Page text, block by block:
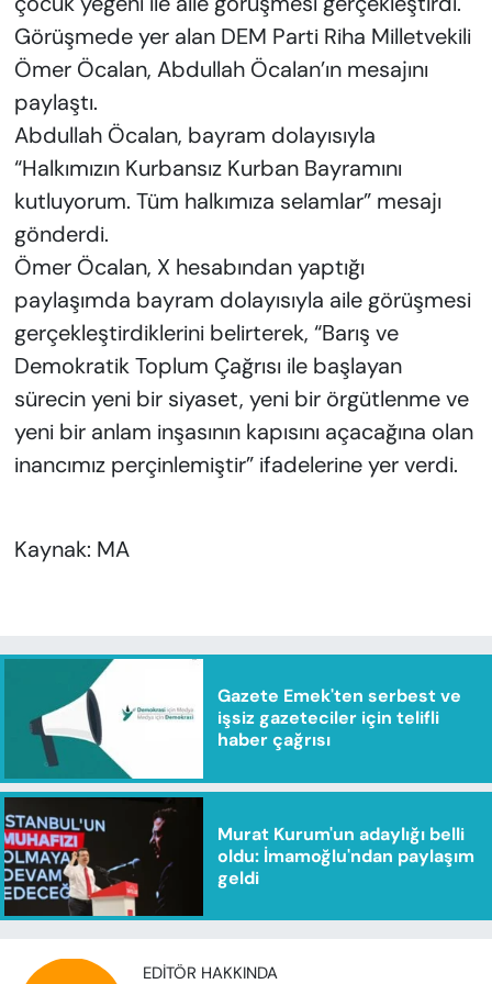
Görüşmede yer alan DEM Parti Riha Milletvekili
Ömer Öcalan, Abdullah Öcalan’ın mesajını
paylaştı.
Abdullah Öcalan, bayram dolayısıyla
“Halkımızın Kurbansız Kurban Bayramını
kutluyorum. Tüm halkımıza selamlar” mesajı
gönderdi.
Ömer Öcalan, X hesabından yaptığı
paylaşımda bayram dolayısıyla aile görüşmesi
gerçekleştirdiklerini belirterek, “Barış ve
Demokratik Toplum Çağrısı ile başlayan
sürecin yeni bir siyaset, yeni bir örgütlenme ve
yeni bir anlam inşasının kapısını açacağına olan
inancımız perçinlemiştir” ifadelerine yer verdi.
Kaynak: MA
Gazete Emek'ten serbest ve
işsiz gazeteciler için telifli
haber çağrısı
Murat Kurum'un adaylığı belli
oldu: İmamoğlu'ndan paylaşım
geldi
EDITÖR HAKKINDA